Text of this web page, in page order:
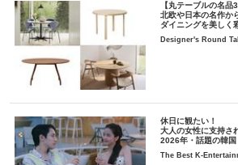
【丸テーブルの名品
北欧や日本の名作か
ダイニングを美しく
Designer's Round
休日に観たい！
大人の女性に支持さ
2026年・話題の韓
The Best K-